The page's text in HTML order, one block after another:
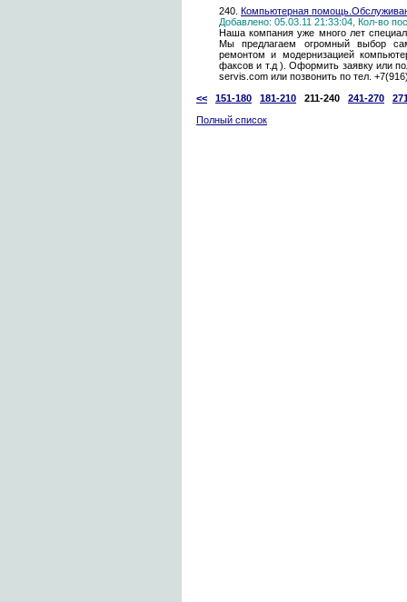
240. Компьютерная
Добавлено: 05.03.11 21:33:04, Кол-во
Наша компания уже много лет
Мы предлагаем огромный выбор
ремонтом и модернизацией
факсов и т.д ). Оформить заявку или
servis.com или позвонить по тел.
<<
151-180 181-210 211-240 241-270
Полный список